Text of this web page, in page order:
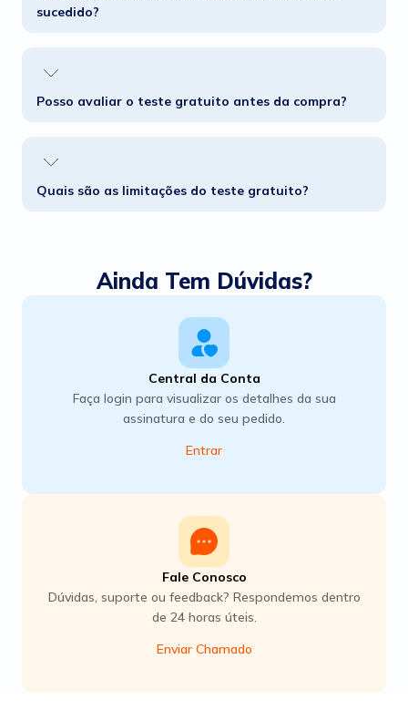
sucedido?
Posso avaliar o teste gratuito antes da compra?
Quais são as limitações do teste gratuito?
Ainda Tem Dúvidas?
Central da Conta
Faça login para visualizar os detalhes da sua
assinatura e do seu pedido.
Entrar
Fale Conosco
Dúvidas, suporte ou feedback? Respondemos dentro
de 24 horas úteis.
Enviar Chamado